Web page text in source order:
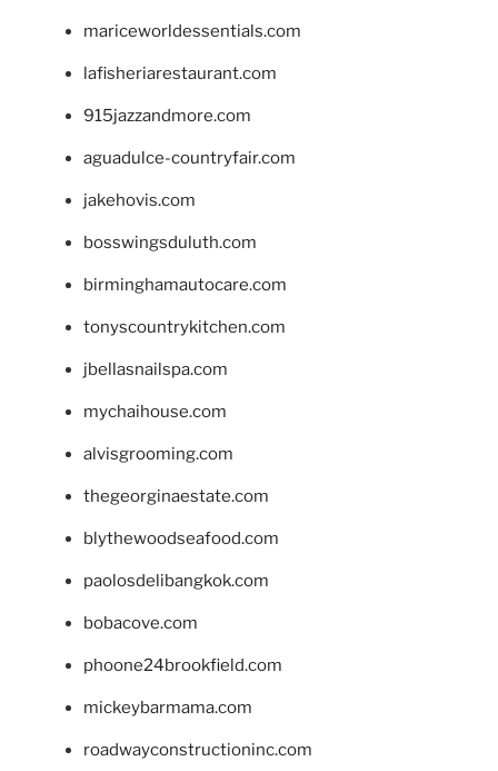
mariceworldessentials.com
lafisheriarestaurant.com
915jazzandmore.com
aguadulce-countryfair.com
jakehovis.com
bosswingsduluth.com
birminghamautocare.com
tonyscountrykitchen.com
jbellasnailspa.com
mychaihouse.com
alvisgrooming.com
thegeorginaestate.com
blythewoodseafood.com
paolosdelibangkok.com
bobacove.com
phoone24brookfield.com
mickeybarmama.com
roadwayconstructioninc.com